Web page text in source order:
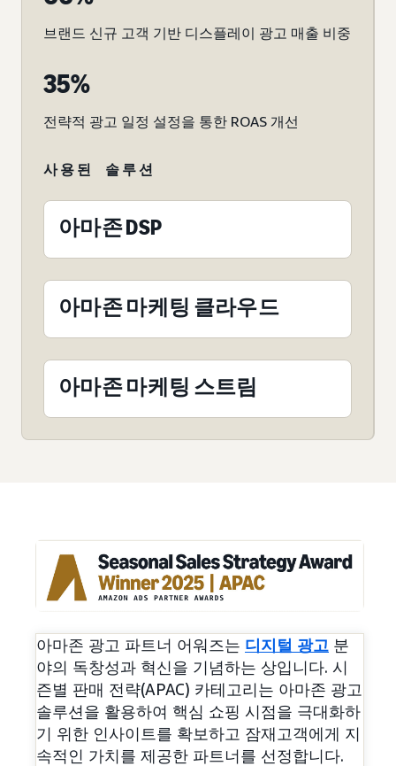
브랜드 신규 고객 기반 디스플레이 광고 매출 비중
35%
전략적 광고 일정 설정을 통한 ROAS 개선
사용된 솔루션
아마존 DSP
아마존 마케팅 클라우드
아마존 마케팅 스트림
아마존 광고 파트너 어워즈는 디지털 광고 분
야의 독창성과 혁신을 기념하는 상입니다. 시
즌별 판매 전략(APAC) 카테고리는 아마존 광고
솔루션을 활용하여 핵심 쇼핑 시점을 극대화하
기 위한 인사이트를 확보하고 잠재고객에게 지
속적인 가치를 제공한 파트너를 선정합니다.